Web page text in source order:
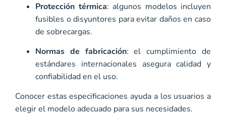
Protección térmica: algunos modelos incluyen
fusibles o disyuntores para evitar daños en caso
de sobrecargas.
Normas de fabricación: el cumplimiento de
estándares internacionales asegura calidad y
confiabilidad en el uso.
Conocer estas especificaciones ayuda a los usuarios a
elegir el modelo adecuado para sus necesidades.